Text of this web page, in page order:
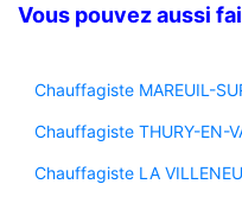
Vous pouvez aussi
Chauffagiste MAREUIL-
Chauffagiste THURY-EN-
Chauffagiste LA